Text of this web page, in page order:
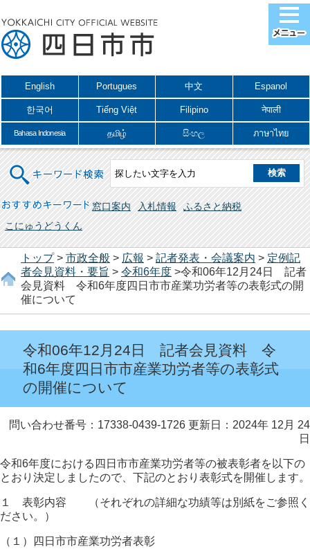
English Portugues 中文 Espanol
한국어 Tiếng Việt Filipino नेपाली
Bahasa Indonesia தமிழ் සිංහල ภาษาไทย
キーワード検索
おすすめキーワード 窓口案内 入札情報
ふるさと納税
こにゅうどうくん
トップ> 市政全般 > 広報 > 記者発表・会議案内 > 定例記
者会見資料・要旨 > 令和6年度 >令和06年12月24日 記者
会見資料 令和6年度四日市市産業功労者等の表彰式の開
催について
令和06年12月24日 記者会見資料 令
和6年度四日市市産業功労者等の表彰式
の開催について
問い合わせ番号：17338-0439-1726 更新日：2024年 12月 24
日
令和6年度における四日市市産業功労者等の被表彰者を以下の
とおり決定しましたので、下記のとおり表彰式を開催します。
１ 表彰内容 （それぞれの詳細な功績等は別紙をご参照く
ださい。）
（１）四日市市産業功労者表彰